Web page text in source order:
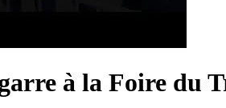
à la Foire du